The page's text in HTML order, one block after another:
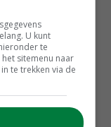
schik gehad
U kunt
te
sitemenu naar
te trekken via de